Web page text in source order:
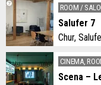
ROOM /
Salufer 7
Chur,
CINEMA,
Scena –